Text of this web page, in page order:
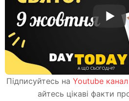
Підписуйтесь на Youtube
айтесь цікаві факти